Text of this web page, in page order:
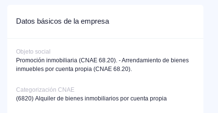
Datos básicos de la empresa
Objeto social
Promoción inmobiliaria (CNAE 68.20). - Arrendamiento de bienes
inmuebles por cuenta propia (CNAE 68.20).
Categorización CNAE
(6820) Alquiler de bienes inmobiliarios por cuenta propia